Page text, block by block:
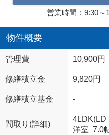
営業時間：9:30～
物件概要
管理費 10,900円
修繕積立金 9,820円
修繕積立基金 -
間取り(詳細)
4LDK(LD
洋室 7.0